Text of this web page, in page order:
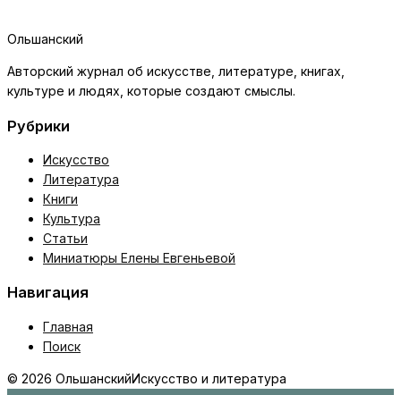
Ольшанский
Авторский журнал об искусстве, литературе, книгах,
культуре и людях, которые создают смыслы.
Рубрики
Искусство
Литература
Книги
Культура
Статьи
Миниатюры Елены Евгеньевой
Навигация
Главная
Поиск
© 2026 ОльшанскийИскусство и литература